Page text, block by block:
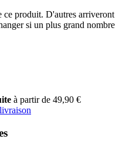
ce produit. D'autres arriveront
si un plus grand nombre
à partir de 49,90 €